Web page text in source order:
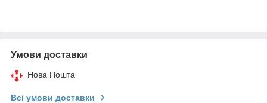
Умови доставки
Нова Пошта
Всі умови доставки